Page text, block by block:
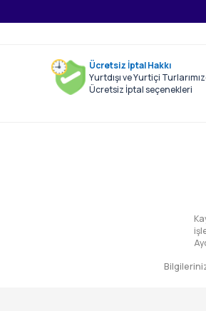
Ücretsiz İptal Hakkı
Yurtdışı ve Yurtiçi
Ücretsiz İptal seçenekleri